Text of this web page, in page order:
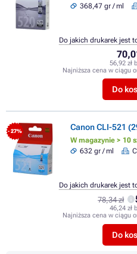
368,47 gr / ml
56,92 zł
Najniższa cena w ciągu
Do
Do jakich drukarek jest
- 27% Canon CLI-521
W magazynie > 10
632 gr / ml
78,34 zł
46,24 zł
Najniższa cena w ciągu
Do
Do jakich drukarek jest